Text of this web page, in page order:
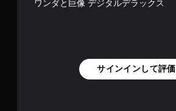
ワンダと巨像 デジタルデラックス
サインインして評価